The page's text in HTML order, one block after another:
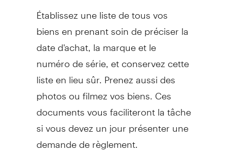
Établissez une liste de tous vos
biens en prenant soin de préciser la
date d'achat, la marque et le
numéro de série, et conservez cette
liste en lieu sûr. Prenez aussi des
photos ou filmez vos biens. Ces
documents vous faciliteront la tâche
si vous devez un jour présenter une
demande de règlement.